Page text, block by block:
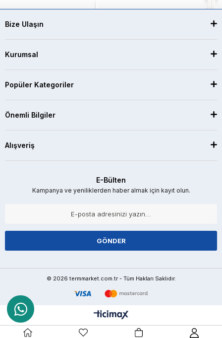
Bize Ulaşın
Kurumsal
Popüler Kategoriler
Önemli Bilgiler
Alışveriş
E-Bülten
Kampanya ve yeniliklerden haber almak için kayıt olun.
GÖNDER
© 2026 termmarket.com.tr - Tüm Hakları Saklıdır.